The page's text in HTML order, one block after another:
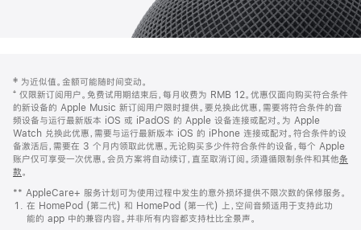
页
页
脚
注
‡ 为近似值。金额可能随时间变动。
⁺ 仅限新订阅用户。免费试用期结束后，每月收费为 RMB 12。优惠仅面向购买符合条件
的新设备的 Apple Music 新订阅用户限时提供。要兑换此优惠，需要将符合条件的音
频设备与运行最新版本 iOS 或 iPadOS 的 Apple 设备连接或配对。为 Apple
Watch 兑换此优惠，需要与运行最新版本 iOS 的 iPhone 连接或配对。符合条件的设
备激活后，需要在 3 个月内领取此优惠。无论购买多少件符合条件的设备，每个 Apple
账户仅可享受一次优惠。会员方案将自动续订，直至取消订阅。须遵循限制条件和其他条
款。
窗
口
中
** AppleCare+ 服务计划可为使用过程中发生的意外损坏提供不限次数的保修服务。
在 HomePod (第二代) 和 HomePod (第一代) 上，空间音频适用于支持此功
能的 app 中的兼容内容。并非所有内容都支持杜比全景声。